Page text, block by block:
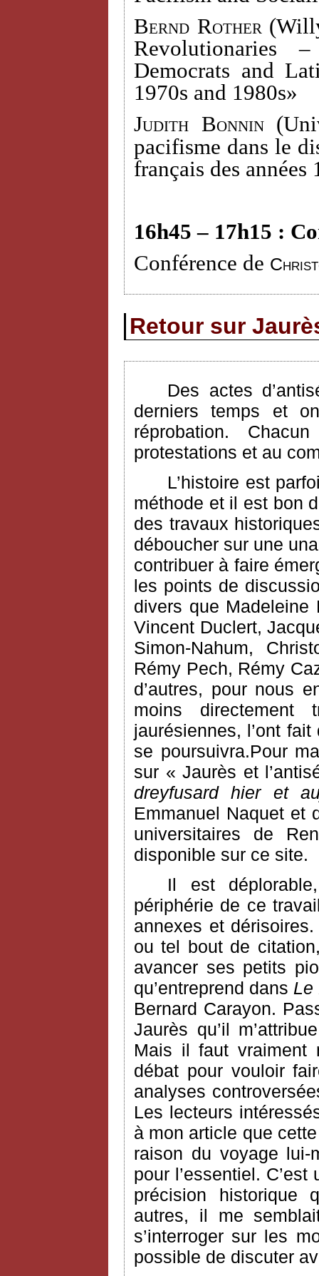
Bernd Rother
Revolutionaries
Democrats and
1970s and 1980s»
Judith Bonnin (
pacifisme dans le
français des années
16h45 – 17h15 :
Conférence de
Retour sur
Des actes
derniers temps et
réprobation.
protestations et au
L’histoire est
méthode et il est bon
des travaux
déboucher sur une
contribuer à faire
les points de
divers que Madeleine
Vincent Duclert,
Simon-Nahum,
Rémy Pech, Rémy
d’autres, pour nous
moins
jaurésiennes, l’ont
se poursuivra.Pour
sur « Jaurès et
dreyfusard hier et
Emmanuel Naquet et
universitaires de
disponible sur ce site.
Il est
périphérie de ce
annexes et
ou tel bout de
avancer ses petits
qu’entreprend dans Le
Bernard Carayon.
Jaurès qu’il
Mais il faut vraiment
débat pour vouloir
analyses
Les lecteurs
à mon article que
raison du voyage
pour l’essentiel.
précision historique
autres, il me
s’interroger sur les
possible de discuter